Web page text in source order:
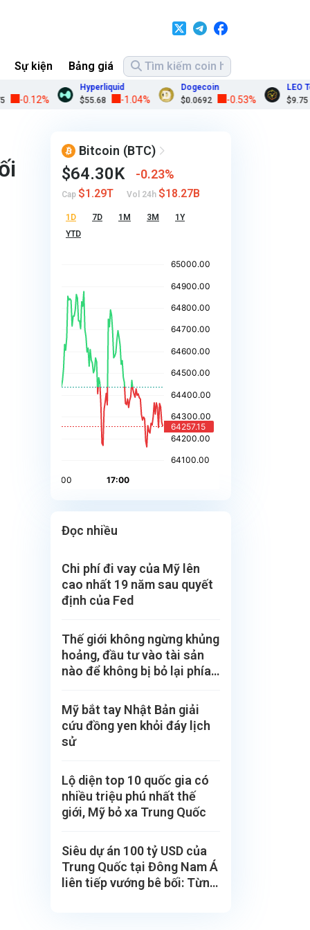
Sự kiện Bảng giá
Hyperliquid
$55.68
-1.04%
Dogecoin
$0.0692
-0.53%
LEO Token
$9.75
-
Bitcoin (BTC)
$64.30K 0.23%
Cap $1.29T Vol 24h $18.27B
1D 7D 1M 3M
1Y
YTD
Đọc nhiều
Chi phí đi vay của Mỹ lên
cao nhất 19 năm sau quyết
định của Fed
Thế giới không ngừng khủng
hoảng, đầu tư vào tài sản
nào để không bị bỏ lại phía
Mỹ bắt tay Nhật Bản giải
cứu đồng yen khỏi đáy lịch
sử
Lộ diện top 10 quốc gia có
nhiều triệu phú nhất thế
giới, Mỹ bỏ xa Trung Quốc
Siêu dự án 100 tỷ USD của
Trung Quốc tại Đông Nam Á
liên tiếp vướng bê bối: Từng